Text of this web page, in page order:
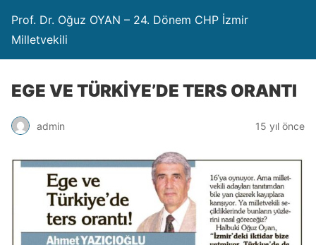
Prof. Dr. Oğuz OYAN – 24. Dönem CHP İzmir
Milletvekili
EGE VE TÜRKİYE’DE TERS ORANTI
admin 15 yıl önce